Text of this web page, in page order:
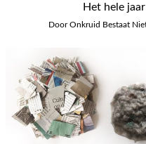
Het hele
DoorOnkruid Bestaat